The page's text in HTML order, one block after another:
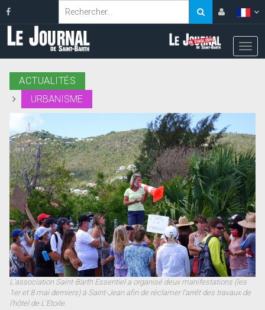
ACTUALITÉS
URBANISME
L’association Saint-Barth Essentiel a organisé deux manifestations (les
1er et 8 mai derniers) à Saint-Jean afin de réclamer l’arrêt des travaux de
l’hôtel de L’Etoile.